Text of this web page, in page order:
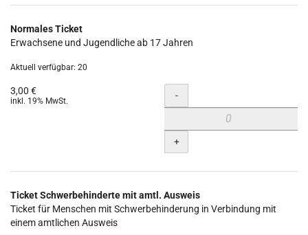
Normales Ticket
Erwachsene und Jugendliche ab 17 Jahren
Aktuell verfügbar: 20
3,00 €
inkl. 19% MwSt. Menge
-
+
Ticket Schwerbehinderte mit amtl. Ausweis
Ticket für Menschen mit Schwerbehinderung in Verbindung mit
einem amtlichen Ausweis